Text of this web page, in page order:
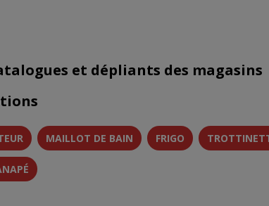
et dépliants des magasins
MAILLOT DE BAIN FRIGO